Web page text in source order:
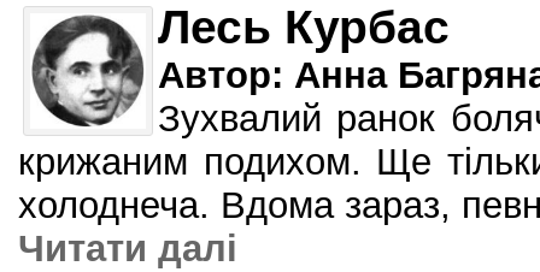
Лесь Курбас
Автор: Анна
Зухвалий ранок
крижаним подихом. Ще
холоднеча. Вдома зараз,
Читати далi